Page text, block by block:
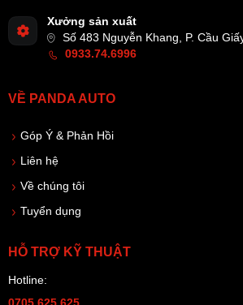
Xưởng sản xuất
Số 483 Nguyễn Khang, P. Cầu
0933.74.6996
VỀ PANDA AUTO
Góp Ý & Phản Hồi
Liên hệ
Về chúng tôi
Tuyển dụng
HỖ TRỢ KỸ THUẬT
Hotline: